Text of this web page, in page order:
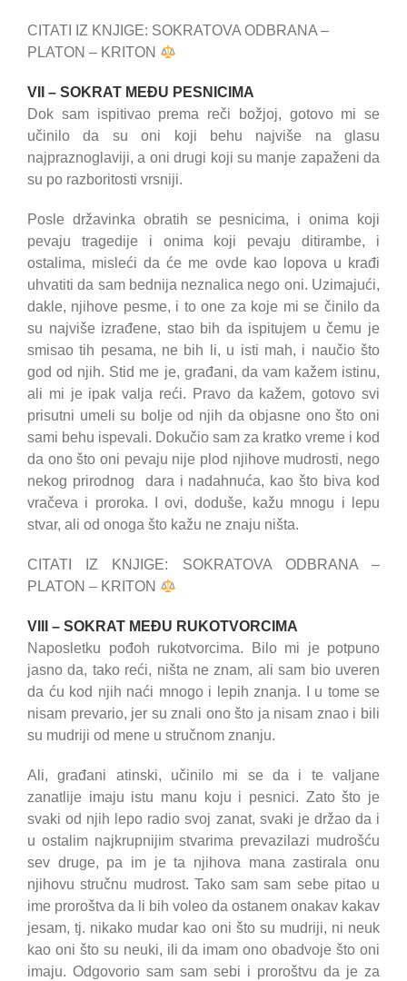
CITATI IZ KNJIGE: SOKRATOVA ODBRANA –
PLATON – KRITON
VII – SOKRAT MEĐU PESNICIMA
Dok sam ispitivao prema reči božjoj, gotovo mi se
učinilo da su oni koji behu najviše na glasu
najpraznoglaviji, a oni drugi koji su manje zapaženi da
su po razboritosti vrsniji.
Posle državinka obratih se pesnicima, i onima koji
pevaju tragedije i onima koji pevaju ditirambe, i
ostalima, misleći da će me ovde kao lopova u krađi
uhvatiti da sam bednija neznalica nego oni. Uzimajući,
dakle, njihove pesme, i to one za koje mi se činilo da
su najviše izrađene, stao bih da ispitujem u čemu je
smisao tih pesama, ne bih li, u isti mah, i naučio što
god od njih. Stid me je, građani, da vam kažem istinu,
ali mi je ipak valja reći. Pravo da kažem, gotovo svi
prisutni umeli su bolje od njih da objasne ono što oni
sami behu ispevali. Dokučio sam za kratko vreme i kod
da ono što oni pevaju nije plod njihove mudrosti, nego
nekog prirodnog dara i nadahnuća, kao što biva kod
vračeva i proroka. I ovi, doduše, kažu mnogu i lepu
stvar, ali od onoga što kažu ne znaju ništa.
CITATI IZ KNJIGE: SOKRATOVA ODBRANA –
PLATON – KRITON
VIII – SOKRAT MEĐU RUKOTVORCIMA
Naposletku pođoh rukotvorcima. Bilo mi je potpuno
jasno da, tako reći, ništa ne znam, ali sam bio uveren
da ću kod njih naći mnogo i lepih znanja. I u tome se
nisam prevario, jer su znali ono što ja nisam znao i bili
su mudriji od mene u stručnom znanju.
Ali, građani atinski, učinilo mi se da i te valjane
zanatlije imaju istu manu koju i pesnici. Zato što je
svaki od njih lepo radio svoj zanat, svaki je držao da i
u ostalim najkrupnijim stvarima prevazilazi mudrošću
sev druge, pa im je ta njihova mana zastirala onu
njihovu stručnu mudrost. Tako sam sam sebe pitao u
ime proroštva da li bih voleo da ostanem onakav kakav
jesam, tj. nikako mudar kao oni što su mudriji, ni neuk
kao oni što su neuki, ili da imam ono obadvoje što oni
imaju. Odgovorio sam sam sebi i proroštvu da je za